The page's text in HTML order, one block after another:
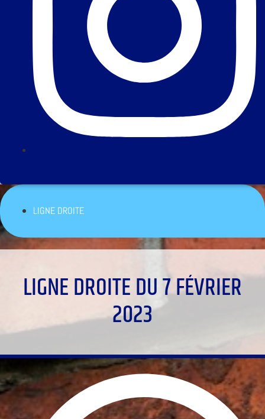
LIGNE DROITE
LIGNE DROITE DU 7 FÉVRIER
2023